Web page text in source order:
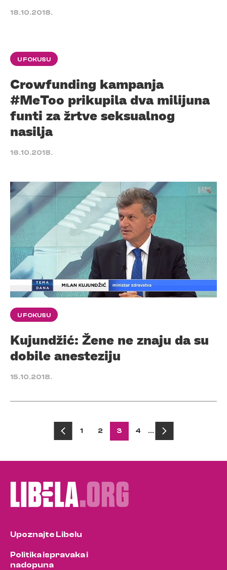
18.10.2018.
U FOKUSU
Crowfunding kampanja
#MeToo prikupila dva milijuna
funti za žrtve seksualnog
nasilja
16.10.2018.
U FOKUSU
Kujundžić: Žene ne znaju da su
dobile anesteziju
15.10.2018.
Posts
pagination
1 2 3 4 …
Upoznajte Libelu
Politika ispravaka i
nadopuna